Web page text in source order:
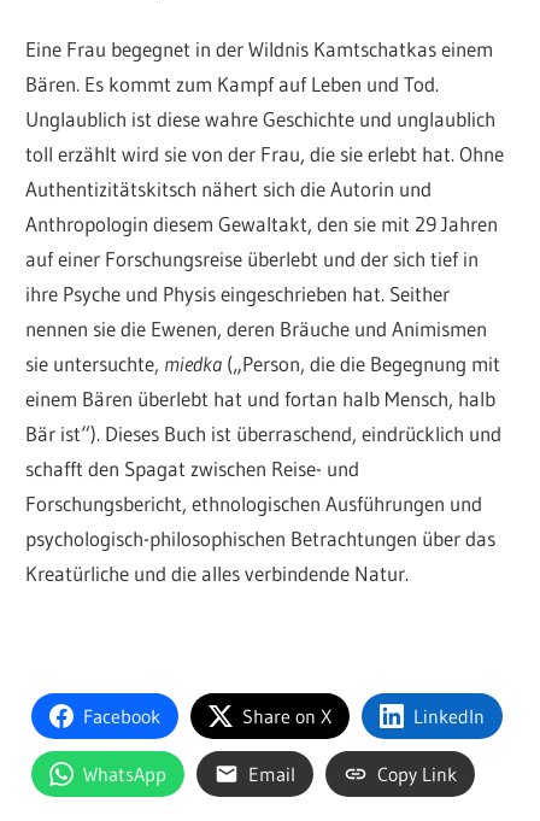
Eine Frau begegnet in der Wildnis Kamtschatkas einem
Bären. Es kommt zum Kampf auf Leben und Tod.
Unglaublich ist diese wahre Geschichte und unglaublich
toll erzählt wird sie von der Frau, die sie erlebt hat. Ohne
Authentizitätskitsch nähert sich die Autorin und
Anthropologin diesem Gewaltakt, den sie mit 29 Jahren
auf einer Forschungsreise überlebt und der sich tief in
ihre Psyche und Physis eingeschrieben hat. Seither
nennen sie die Ewenen, deren Bräuche und Animismen
sie untersuchte, miedka („Person, die die Begegnung mit
einem Bären überlebt hat und fortan halb Mensch, halb
Bär ist“). Dieses Buch ist überraschend, eindrücklich und
schafft den Spagat zwischen Reise- und
Forschungsbericht, ethnologischen Ausführungen und
psychologisch-philosophischen Betrachtungen über das
Kreatürliche und die alles verbindende Natur.
Facebook Share on X LinkedIn
WhatsApp Email Copy Link